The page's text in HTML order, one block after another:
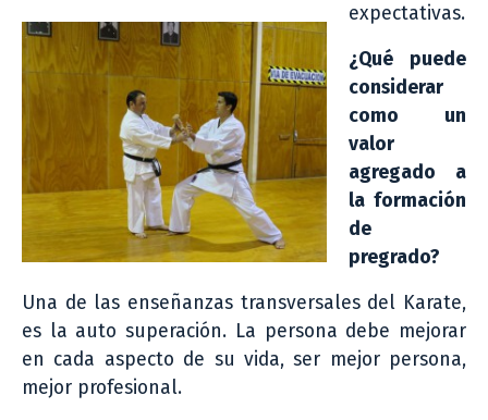
expectativas.
¿Qué puede
considerar
como un
valor
agregado a
la formación
de
pregrado?
Una de las enseñanzas transversales del Karate,
es la auto superación. La persona debe mejorar
en cada aspecto de su vida, ser mejor persona,
mejor profesional.